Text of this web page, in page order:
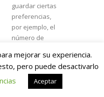
guardar ciertas
preferencias,
por ejemplo, el
número de
búsqueda por
hoja o la
activación del
en 12
meses
mejorar su experiencia.
pero puede desactivarlo
Aceptar